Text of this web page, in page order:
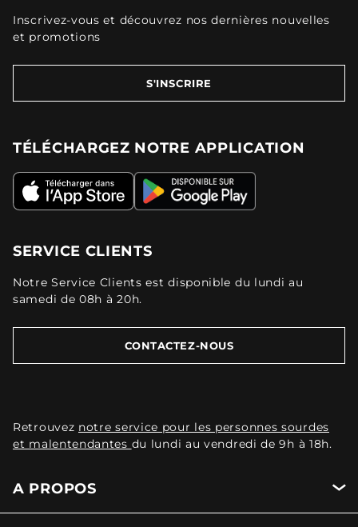
Inscrivez-vous et découvrez nos dernières nouvelles
et promotions
S'INSCRIRE
TÉLÉCHARGEZ NOTRE APPLICATION
SERVICE CLIENTS
Notre Service Clients est disponible du lundi au
samedi de 08h à 20h.
CONTACTEZ-NOUS
Retrouvez notre service pour les personnes sourdes
et malentendantes du lundi au vendredi de 9h à 18h.
A PROPOS